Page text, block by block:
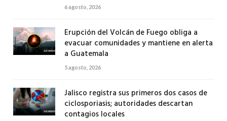
6 agosto, 2026
Erupción del Volcán de Fuego obliga a
evacuar comunidades y mantiene en alerta
a Guatemala
5 agosto, 2026
Jalisco registra sus primeros dos casos de
ciclosporiasis; autoridades descartan
contagios locales